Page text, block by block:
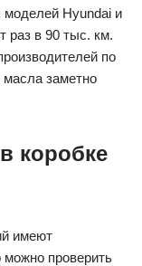
моделей Hyundai и
раз в 90 тыс. км.
по
масла заметно
коробке
имеют
проверить